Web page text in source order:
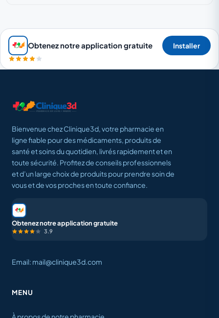
Obtenez notre application gratuite Installer
Bienvenue chez Clinique3d, votre pharmacie en
ligne fiable pour des médicaments, produits de
santé et soins du quotidien, livrés rapidement et en
toute sécurité. Profitez de conseils professionnels
et d’un large choix de produits pour prendre soin de
vous et de vos proches en toute confiance.
Obtenez notre application gratuite
3.9
Email: mail@clinique3d.com
MENU